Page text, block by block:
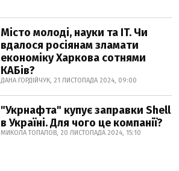
Місто молоді, науки та IT. Чи
вдалося росіянам зламати
економіку Харкова сотнями
КАБів?
ДАНА ГОРДІЙЧУК, 21 ЛИСТОПАДА 2024, 09:00
"Укрнафта" купує заправки Shell
в Україні. Для чого це компанії?
МИКОЛА ТОПАЛОВ, 20 ЛИСТОПАДА 2024, 15:10